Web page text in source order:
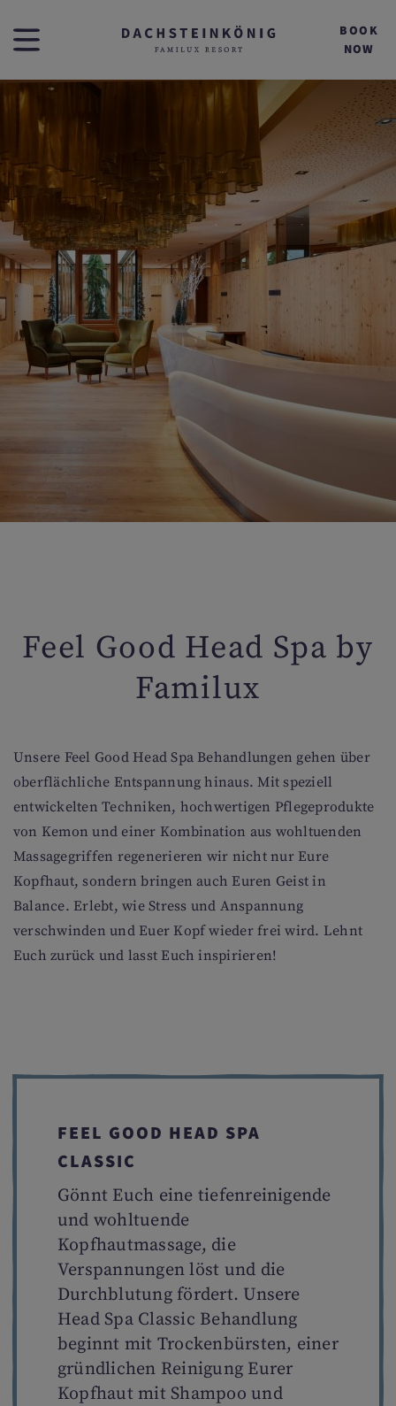
BOOK
NOW
Feel Good Head Spa by
Familux
Unsere Feel Good Head Spa Behandlungen gehen über
oberflächliche Entspannung hinaus. Mit speziell
entwickelten Techniken, hochwertigen Pflegeprodukte
von Kemon und einer Kombination aus wohltuenden
Massagegriffen regenerieren wir nicht nur Eure
Kopfhaut, sondern bringen auch Euren Geist in
Balance. Erlebt, wie Stress und Anspannung
verschwinden und Euer Kopf wieder frei wird. Lehnt
Euch zurück und lasst Euch inspirieren!
FEEL GOOD HEAD SPA
CLASSIC
Gönnt Euch eine tiefenreinigende
und wohltuende
Kopfhautmassage, die
Verspannungen löst und die
Durchblutung fördert. Unsere
Head Spa Classic Behandlung
beginnt mit Trockenbürsten, einer
gründlichen Reinigung Eurer
Kopfhaut mit Shampoo und